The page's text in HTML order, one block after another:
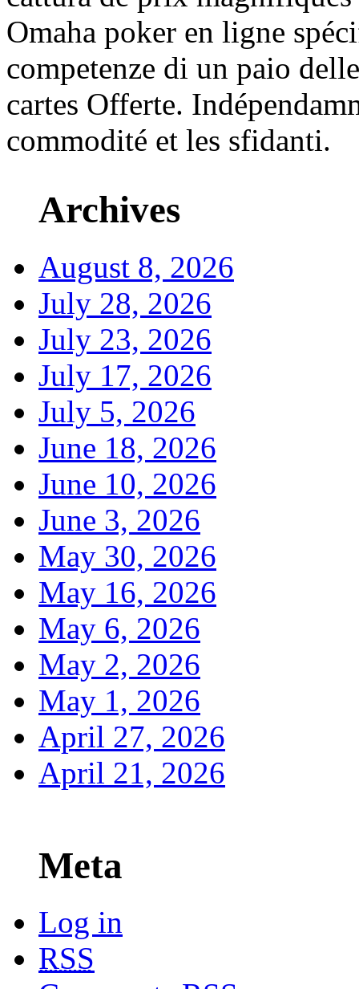
Omaha poker en ligne
competenze di un paio
cartes Offerte.
commodité et les sfidanti.
Archives
August 8, 2026
July 28, 2026
July 23, 2026
July 17, 2026
July 5, 2026
June 18, 2026
June 10, 2026
June 3, 2026
May 30, 2026
May 16, 2026
May 6, 2026
May 2, 2026
May 1, 2026
April 27, 2026
April 21, 2026
Meta
Log in
RSS